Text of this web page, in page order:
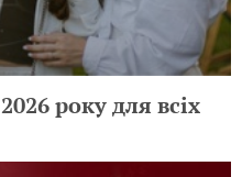
року для всіх